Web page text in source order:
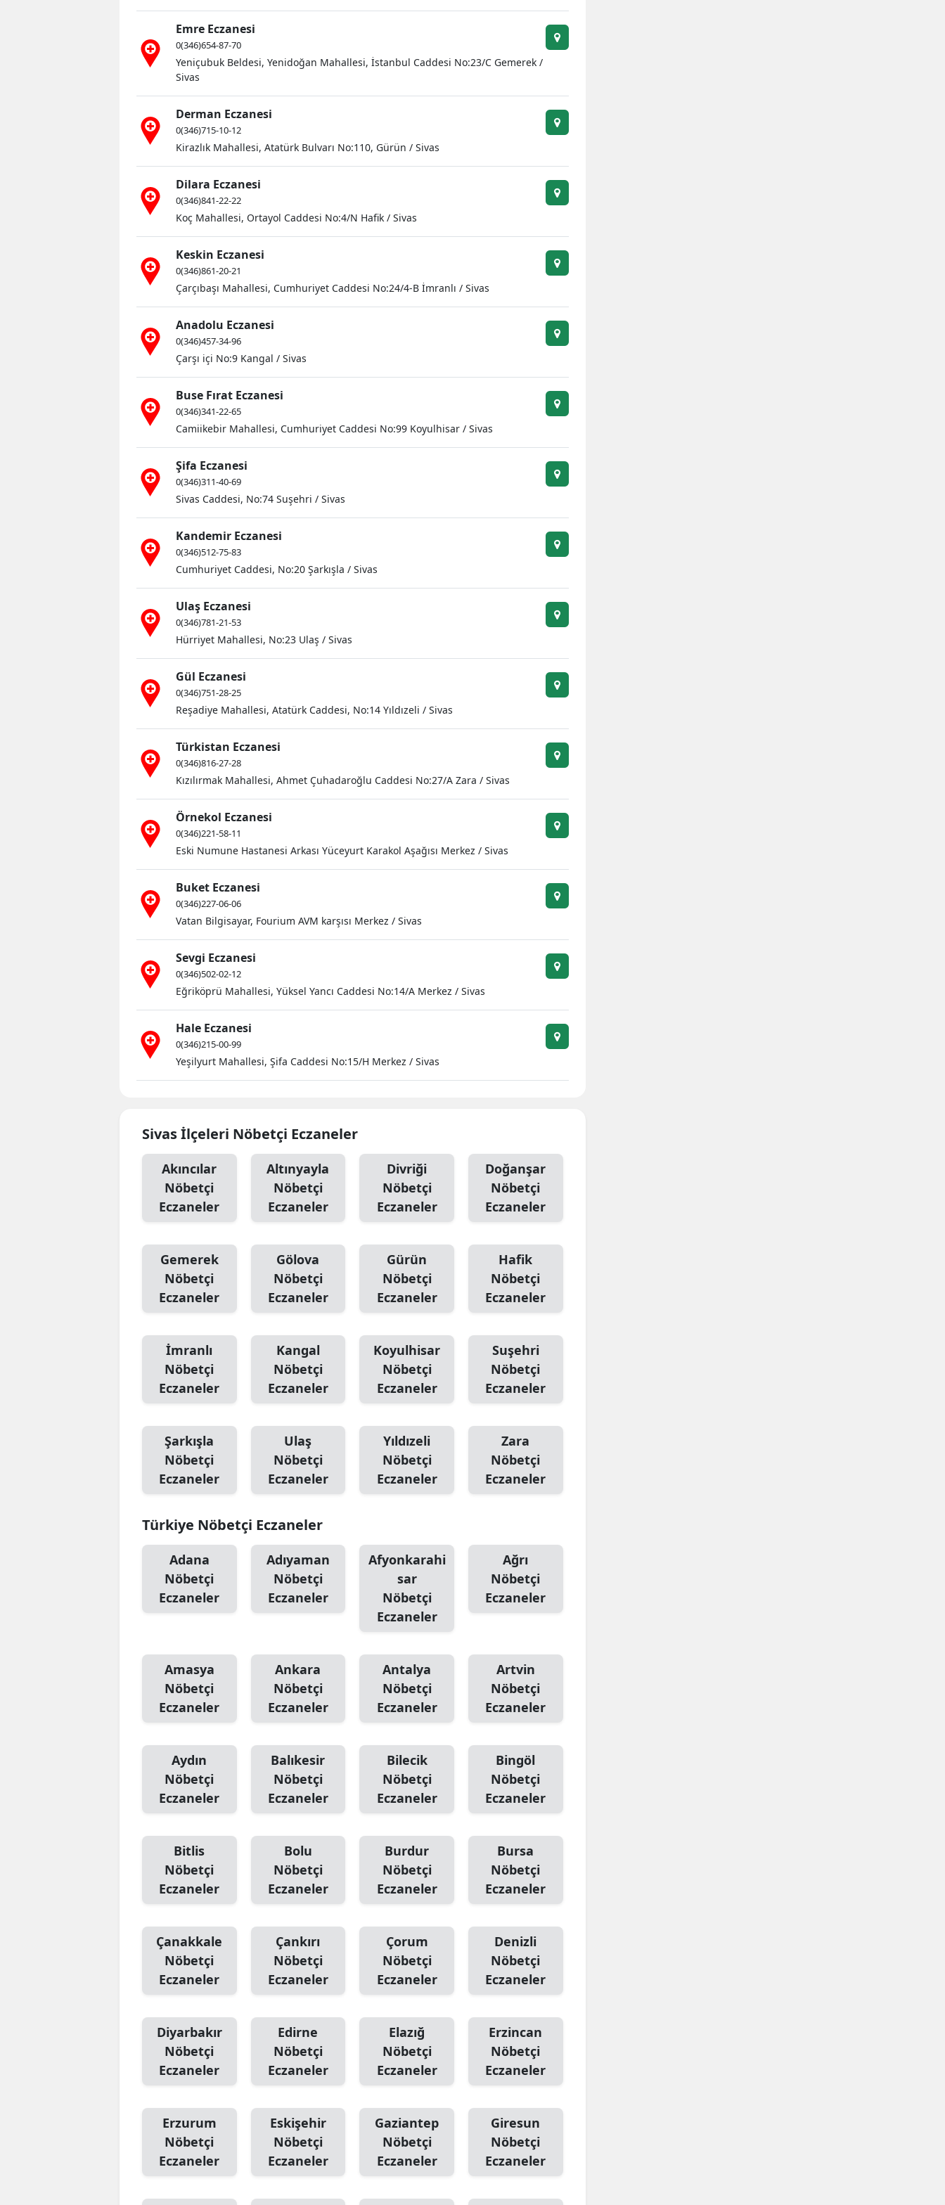
Emre Eczanesi
0(346)654-87-70
Yeniçubuk Beldesi, Yenidoğan Mahallesi, İstanbul Caddesi No:23/C Gemerek /
Sivas
Derman Eczanesi
0(346)715-10-12
Kirazlık Mahallesi, Atatürk Bulvarı No:110, Gürün / Sivas
Dilara Eczanesi
0(346)841-22-22
Koç Mahallesi, Ortayol Caddesi No:4/N Hafik / Sivas
Keskin Eczanesi
0(346)861-20-21
Çarçıbaşı Mahallesi, Cumhuriyet Caddesi No:24/4-B İmranlı / Sivas
Anadolu Eczanesi
0(346)457-34-96
Çarşı içi No:9 Kangal / Sivas
Buse Fırat Eczanesi
0(346)341-22-65
Camiikebir Mahallesi, Cumhuriyet Caddesi No:99 Koyulhisar / Sivas
Şifa Eczanesi
0(346)311-40-69
Sivas Caddesi, No:74 Suşehri / Sivas
Kandemir Eczanesi
0(346)512-75-83
Cumhuriyet Caddesi, No:20 Şarkışla / Sivas
Ulaş Eczanesi
0(346)781-21-53
Hürriyet Mahallesi, No:23 Ulaş / Sivas
Gül Eczanesi
0(346)751-28-25
Reşadiye Mahallesi, Atatürk Caddesi, No:14 Yıldızeli / Sivas
Türkistan Eczanesi
0(346)816-27-28
Kızılırmak Mahallesi, Ahmet Çuhadaroğlu Caddesi No:27/A Zara / Sivas
Örnekol Eczanesi
0(346)221-58-11
Eski Numune Hastanesi Arkası Yüceyurt Karakol Aşağısı Merkez / Sivas
Buket Eczanesi
0(346)227-06-06
Vatan Bilgisayar, Fourium AVM karşısı Merkez / Sivas
Sevgi Eczanesi
0(346)502-02-12
Eğriköprü Mahallesi, Yüksel Yancı Caddesi No:14/A Merkez / Sivas
Hale Eczanesi
0(346)215-00-99
Yeşilyurt Mahallesi, Şifa Caddesi No:15/H Merkez / Sivas
Sivas İlçeleri Nöbetçi Eczaneler
Akıncılar
Nöbetçi
Eczaneler
Altınyayla
Nöbetçi
Eczaneler
Divriği
Nöbetçi
Eczaneler
Doğanşar
Nöbetçi
Eczaneler
Gemerek
Nöbetçi
Eczaneler
Gölova
Nöbetçi
Eczaneler
Gürün
Nöbetçi
Eczaneler
Hafik
Nöbetçi
Eczaneler
İmranlı
Nöbetçi
Eczaneler
Kangal
Nöbetçi
Eczaneler
Koyulhisar
Nöbetçi
Eczaneler
Suşehri
Nöbetçi
Eczaneler
Şarkışla
Nöbetçi
Eczaneler
Ulaş
Nöbetçi
Eczaneler
Yıldızeli
Nöbetçi
Eczaneler
Zara
Nöbetçi
Eczaneler
Türkiye Nöbetçi Eczaneler
Adana
Nöbetçi
Eczaneler
Adıyaman
Nöbetçi
Eczaneler
Afyonkarahi
sar
Nöbetçi
Eczaneler
Ağrı
Nöbetçi
Eczaneler
Amasya
Nöbetçi
Eczaneler
Ankara
Nöbetçi
Eczaneler
Antalya
Nöbetçi
Eczaneler
Artvin
Nöbetçi
Eczaneler
Aydın
Nöbetçi
Eczaneler
Balıkesir
Nöbetçi
Eczaneler
Bilecik
Nöbetçi
Eczaneler
Bingöl
Nöbetçi
Eczaneler
Bitlis
Nöbetçi
Eczaneler
Bolu
Nöbetçi
Eczaneler
Burdur
Nöbetçi
Eczaneler
Bursa
Nöbetçi
Eczaneler
Çanakkale
Nöbetçi
Eczaneler
Çankırı
Nöbetçi
Eczaneler
Çorum
Nöbetçi
Eczaneler
Denizli
Nöbetçi
Eczaneler
Diyarbakır
Nöbetçi
Eczaneler
Edirne
Nöbetçi
Eczaneler
Elazığ
Nöbetçi
Eczaneler
Erzincan
Nöbetçi
Eczaneler
Erzurum
Nöbetçi
Eczaneler
Eskişehir
Nöbetçi
Eczaneler
Gaziantep
Nöbetçi
Eczaneler
Giresun
Nöbetçi
Eczaneler